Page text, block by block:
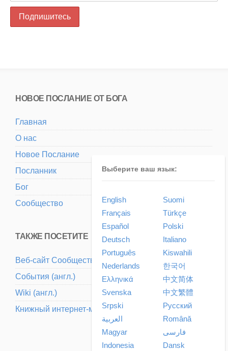
НОВОЕ ПОСЛАНИЕ ОТ БОГА
Главная
О нас
Новое Послание
Посланник
Бог
Сообщество
ТАКЖЕ ПОСЕТИТЕ
Веб-сайт Cообщества (aнгл.)
События (aнгл.)
Wiki (aнгл.)
Книжный интернет-магазин (aнгл.)
Выберите ваш язык:
English
Français
Español
Deutsch
Português
Nederlands
Ελληνικά
Svenska
Srpski
العربية
Magyar
Indonesia
Suomi
Türkçe
Polski
Italiano
Kiswahili
한국어
中文简体
中文繁體
Pусский
Română
فارسی
Dansk